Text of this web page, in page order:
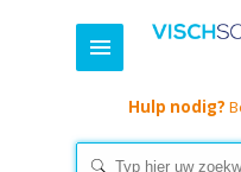
Hulp nodig?